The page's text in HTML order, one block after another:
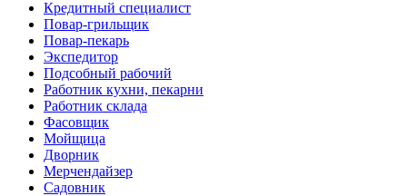
Кредитный специалист
Повар-грильщик
Повар-пекарь
Экспедитор
Подсобный рабочий
Работник кухни, пекарни
Работник склада
Фасовщик
Мойщица
Дворник
Мерчендайзер
Садовник